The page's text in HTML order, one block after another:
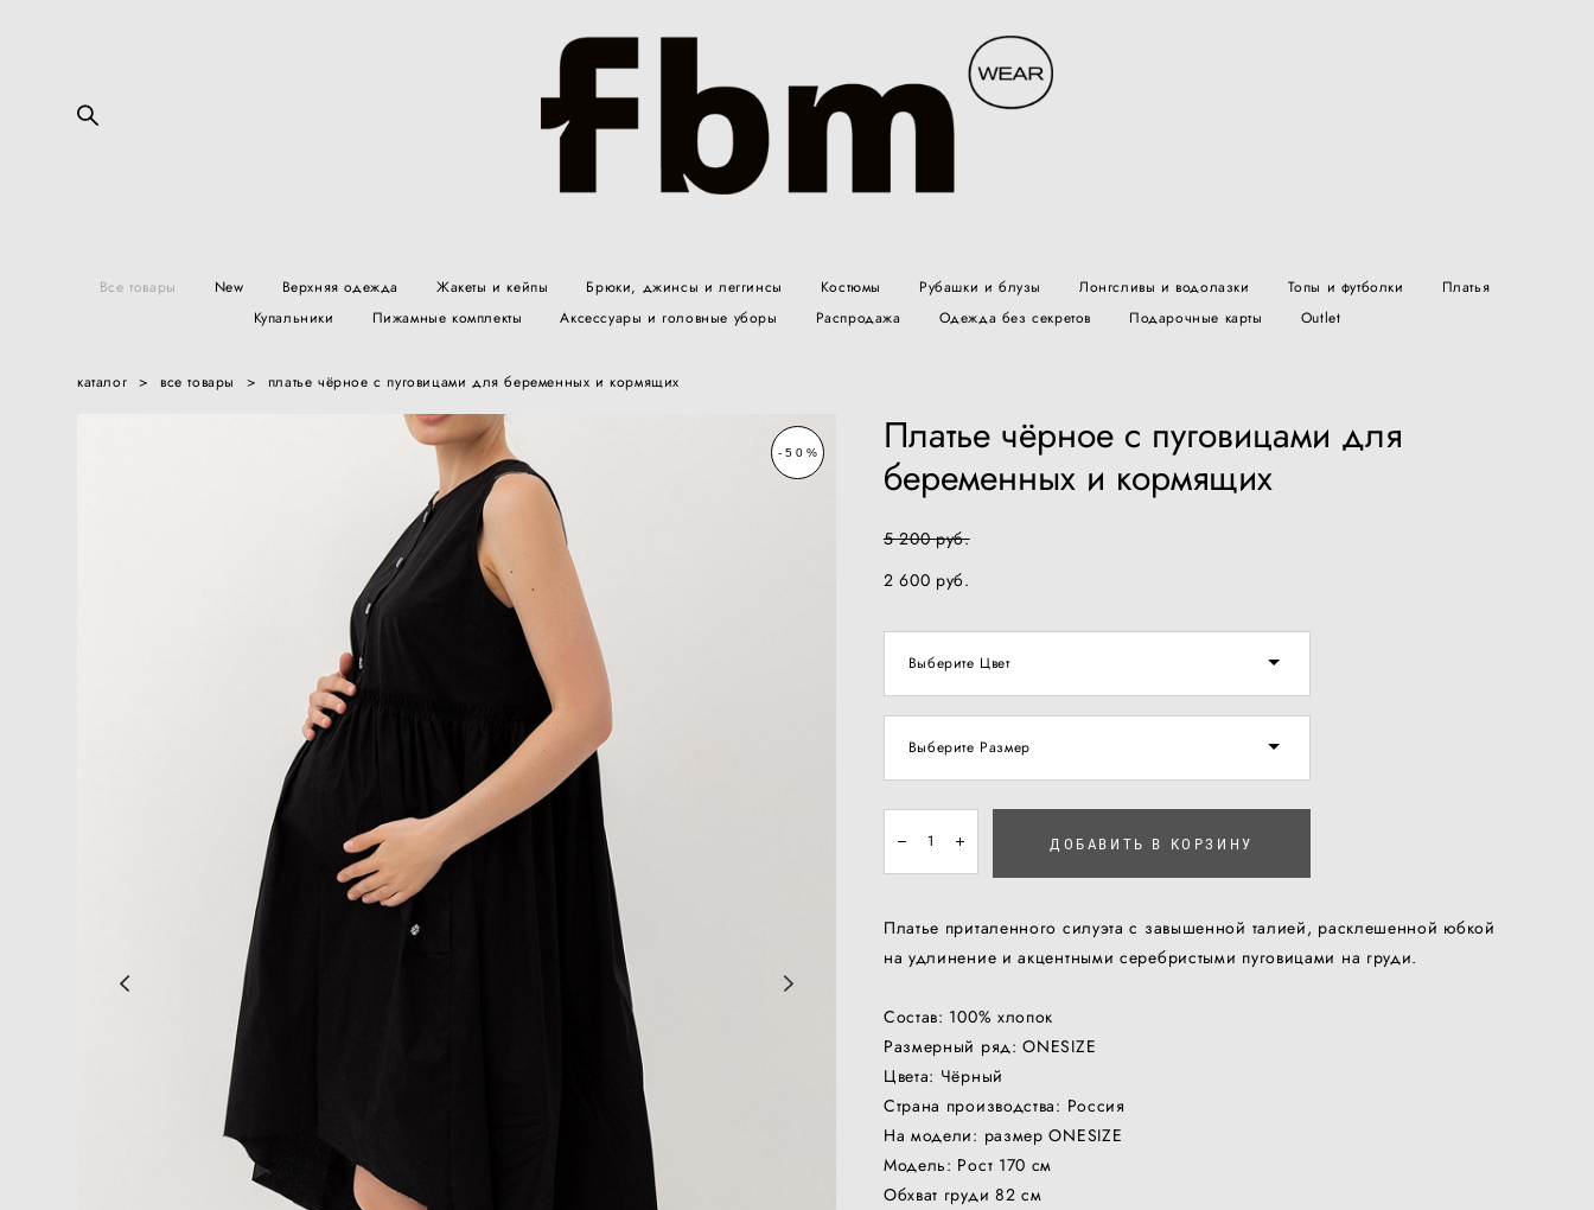
Все товары New Верхняя одежда Жакеты и кейпы Брюки, джинсы и леггинсы Костюмы Рубашки и блузы Лонгсливы и водолазки Топы и футболки
Платья
Купальники
Пижамные комплекты Аксессуары и головные уборы Распродажа Одежда без секретов Подарочные карты Outlet
каталог > все товары > платье чёрное с пуговицами для беременных и кормящих
-50%
Платье чёрное с пуговицами для
беременных и кормящих
5 200 pуб.
2 600 pуб.
Выберите Цвет
Выберите Размер
ДОБАВИТЬ В КОРЗИНУ
Платье приталенного силуэта с завышенной талией, расклешенной юбкой
на удлинение и акцентными серебристыми пуговицами на груди.
Состав: 100% хлопок
Размерный ряд: ONESIZE
Цвета: Чёрный
Страна производства: Россия
На модели: размер ONESIZE
Модель: Рост 170 см
Обхват груди 82 см